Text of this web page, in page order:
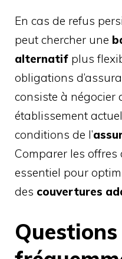
En cas de refus
peut chercher une
alternatif plus
obligations
consiste à négocier
établissement
conditions de l’
Comparer les offres
essentiel pour
des couvertures
Questions